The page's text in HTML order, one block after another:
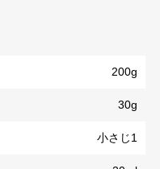
200g
30g
小さじ1